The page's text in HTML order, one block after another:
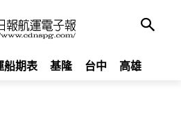
船期表 基隆 台中 高雄